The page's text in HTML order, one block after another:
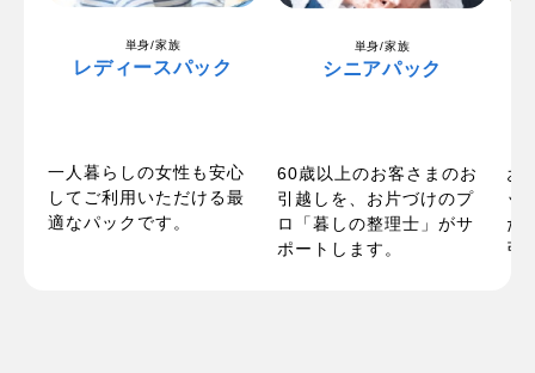
単身/家族
レディースパック
一人暮らしの女性も安心
してご利用いただける最
適なパックです。
単身/家族
シニアパック
60歳以上のお客さまのお
引越しを、お片づけのプ
ロ「暮しの整理士」がサ
ポートします。
お
ッ
た
引